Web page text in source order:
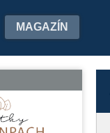
MAGAZÍN